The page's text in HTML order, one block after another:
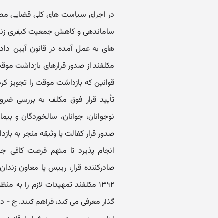
در اجرای سیاست های کلی قضایی مصوب مقام معظم رهبری در زمینه حبس زدایی، «دستورالعمل ساماندهی و کاهش جمعیت کیفری زندانها» به شرح مواد آتی است. ماده ۱ - با عنایت به محدودیت های به عمل آمده در قانون آیین دادرسی کیفری در خصوص قرار بازداشت موقت، مراجع قضایی مکلفند از صدور قرارهای بازداشت موقت بجز موارد مطروحه در مواد ۲۳۷ و ۲۳۸ قانون مزبور و سایر قوانین که بازداشت موقت را تجویز کرده است، اجتناب نمایند. دادستان ها و معاونین آنها در مقام تأیید قرار فوق مکلف به بررسی ضرورت قانونی و ملاحظه عواقب و آثار بازداشت ها به ویژه بر نوجوانان، جوانان، سالخوردگان و بیماران، می باشند. ماده ۲ - برای اجتناب هرچه بیشتر از موارد صدور قرار کفالت یا وثیقه منجر به بازداشت، لازم است: الف - صدور قرار تأمین حتی الامکان به نحوی انجام پذیرد تا متهم فرصت کافی جهت معرفی کفیل یا تودیع وثیقه داشته باشد. ب - مرجع صادرکننده قرار، رییس یا معاون زندان مطابق تبصره ماده ۲۲۶ قانون آیین دادرسی کیفری، مصوب ۱۳۹۲ مکلفند تمهیدات لازم را به منظور دسترسی متهم به افرادی که وی برای یافتن کفیل یا وثیقه گذار معرفی می کند، فراهم کنند. ج - در صورت معرفی کفیل یا تودیع وثیقه، در وقت و یا خارج از وقت اداری و در صورت وجود شرایط قانونی، مرجع صادرکننده قرار یا قاضی کشیک، وفق مقررات مکلف به پذیرش آن می باشند. د - دادستان ها باید ترتیبی اتخاذ نمایند تا در صورت معرفی کفیل یا تودیع وثیقه، (در وقت و یا خارج از وقت اداری) و فراهم بودن موجبات پذیرش تأمین، متهم به زندان معرفی نشود. تبصره - در هر مورد که قرار کفالت یا وثیقه منجر به بازداشت متهم شده است با نظارت دادستان ترتیبی اتخاذ گردد که اوراق لازم در خارج از وقت اداری در دسترس قاضی کشیک قرار گیرد. ه - دادستان ها و سرپرستان نواحی دادسراها موظفند بر صحت اجرای این ماده نظارت دقیق نمایند. ماده ۳ - رؤسای دادگستری ها ترتیبی اتخاذ نمایند تا کارشناسان رسمی دادگستری و نمایندگان ثبت اسناد در واحدهای قضایی مستقر شوند یا از طریق سامانه الکترونیکی برخط (آنلاین) ارتباط برقرار نمایند تا چنانچه نیاز به کارشناسی یا توقیف یا شناسایی یا احراز وثیقه ملکی باشد، در وقت یا خارج از وقت اداری به سرعت انجام و از اعزام متهمان به زندان کاسته شود. ماده ۴ - دادستان های عمومی و انقلاب شهرستان ها و سرپرستان نواحی دادسرا در شهرهای بزرگ مکلفند بر کلیه قرارهای صادره منجر به بازداشت توسط قضات دادسراها نظارت نموده و به ضرورت تناسب قرارها و پذیرش تأمین های معرفی شده توجه نمایند تا صدور قرارهای نامتناسب یا عدم پذیرش به موقع تأمین، موجب زندانی شدن افراد نگردد و باید روزانه آمار بازداشتی های دادسرا را بررسی نموده و دستورات لازم را صادر نمایند. همچنین، سازمان زندانها و اقدامات تأمینی و تربیتی کشور موظف است در مقاطع سه ماهه نسبت به اعلام اسامی زندانیان تحت قرار به تفکیک استان به دادستان کل کشور اقدام نماید. دادستان کل کشور مکلف است در خصوص تعیین تکلیف وضعیت این افراد پیگیری و اقدامات لازم را در اسرع وقت انجام دهد و گزارش اقدامات انجام شده را هر سه ماه یکبار به حوزه ریاست قوه قضاییه اعلام نماید. ماده ۵ - دادستان های عمومی و انقلاب در اجرای وظایف نظارت و ریاست خویش بر ضابطین، ترتیبی اتخاذ نمایند تا طرح های نیروی انتظامی که منتهی به دستگیری جمعی افراد می شود، قبل از اجرا به روسای حوزه های قضایی ارائه و با کسب آموزش ها و هماهنگی های لازم، اجرا گردد تا از تبعات منفی آن در مرحله دادرسی و نیز اعزام متهمین به بازداشتگاه کاسته شود. تبصره - دادستان کل کشور با طرح موضوع در جلسات پیش بینی شده در ماده ۳۱ این دستور العمل، تمهیدات لازم را جهت اجرایی شدن این ماده فراهم می نماید. ماده ۶ - با توجه به مواد ۱۵ و ۱۶ قانون اصلاح قانون مبارزه با مواد مخدر، معتادین به مواد مخدر باید در مراکز ترک اعتیاد و درمان و اقامت اجباری معتادان نگهداری شوند و عدم تشکیل مراکز مزبور، مجوزی برای دستگیری و معرفی این افراد به زندان نمی باشد. لذا دادستان ها دقت و مراقبت نمایند اولأ: از این پس افراد معتاد جز در شرایط مقرر در قانون، تحت هیچ شرایطی به زندان معرفی نشوند. ثانیأ: تغییر عنوان اعتیاد به استعمال مواد مخدر برای افراد معتاد، مجوز بازداشت و معرفی افراد به زندان نگردد. دادستان کل کشور با همکاری معاونت